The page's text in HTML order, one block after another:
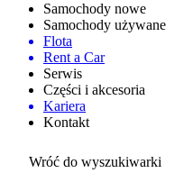
Samochody nowe
Samochody używane
Flota
Rent a Car
Serwis
Części i akcesoria
Kariera
Kontakt
Wróć do wyszukiwarki